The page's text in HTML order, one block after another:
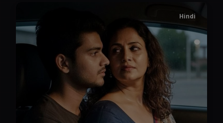
D
Hindi